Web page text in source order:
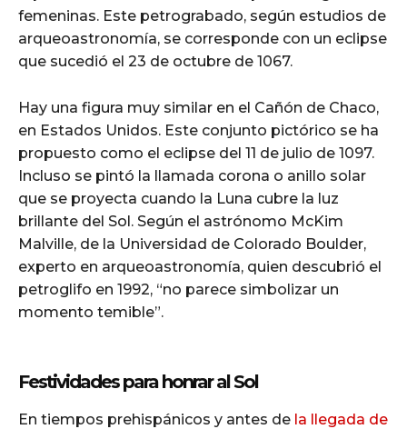
femeninas. Este petrograbado, según estudios de
arqueoastronomía, se corresponde con un eclipse
que sucedió el 23 de octubre de 1067.
Hay una figura muy similar en el Cañón de Chaco,
en Estados Unidos. Este conjunto pictórico se ha
propuesto como el eclipse del 11 de julio de 1097.
Incluso se pintó la llamada corona o anillo solar
que se proyecta cuando la Luna cubre la luz
brillante del Sol. Según el astrónomo McKim
Malville, de la Universidad de Colorado Boulder,
experto en arqueoastronomía, quien descubrió el
petroglifo en 1992, “no parece simbolizar un
momento temible”.
Festividades para honrar al Sol
En tiempos prehispánicos y antes de la llegada de